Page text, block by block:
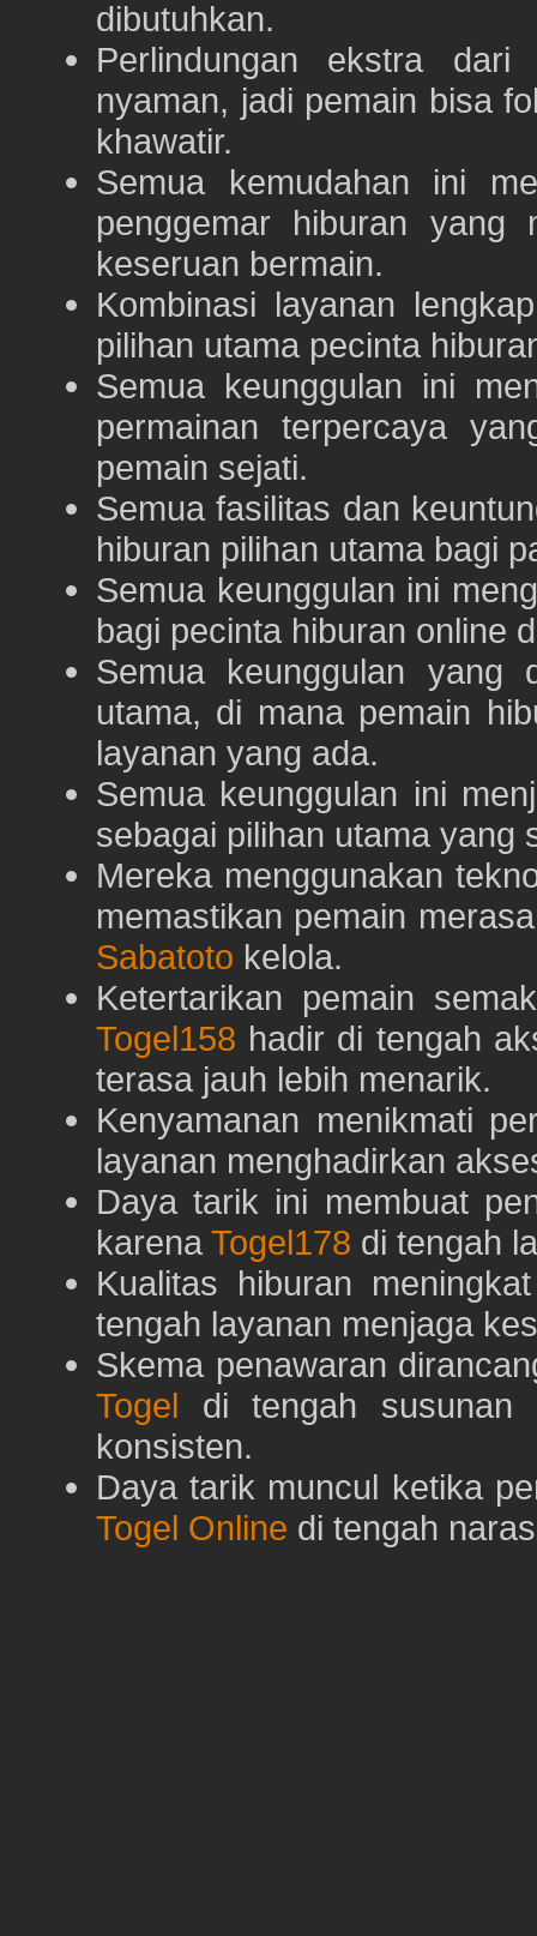
dibutuhkan.
Perlindungan ekstra dari
nyaman, jadi pemain bisa
khawatir.
Semua kemudahan ini
penggemar hiburan yang
keseruan bermain.
Kombinasi layanan
pilihan utama pecinta
Semua keunggulan ini
permainan terpercaya
pemain sejati.
Semua fasilitas dan
hiburan pilihan utama bagi
Semua keunggulan ini
bagi pecinta hiburan online
Semua keunggulan yang
utama, di mana pemain
layanan yang ada.
Semua keunggulan ini
sebagai pilihan utama yang
Mereka menggunakan
memastikan pemain
Sabatoto kelola.
Ketertarikan pemain
Togel158 hadir di tengah
terasa jauh lebih menarik.
Kenyamanan menikmati
layanan menghadirkan
Daya tarik ini membuat
karena Togel178 di tengah
Kualitas hiburan
tengah layanan menjaga
Skema penawaran
Togel di tengah susunan
konsisten.
Daya tarik muncul ketika
Togel Online di tengah